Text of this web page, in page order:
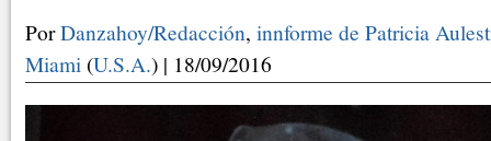
PorDanzahoy/Redacción, innforme de Patricia
Miami (U.S.A.) | 18/09/2016